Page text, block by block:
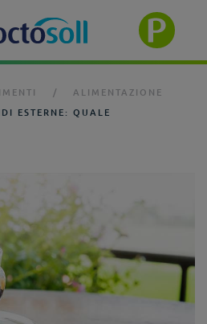
ALIMENTAZIONE
ESTERNE: QUALE